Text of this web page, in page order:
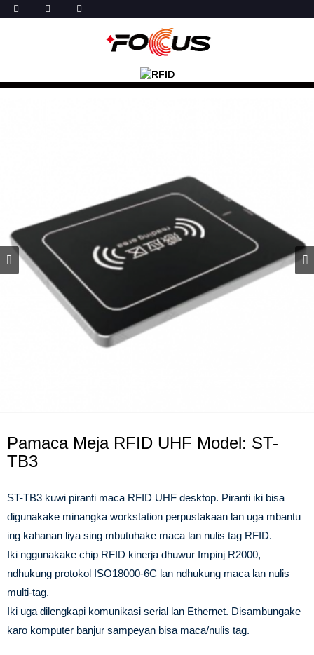
Pamaca Meja RFID UHF Model: ST-
TB3
ST-TB3 kuwi piranti maca RFID UHF desktop. Piranti iki bisa
digunakake minangka workstation perpustakaan lan uga mbantu
ing kahanan liya sing mbutuhake maca lan nulis tag RFID.
Iki nggunakake chip RFID kinerja dhuwur Impinj R2000,
ndhukung protokol ISO18000-6C lan ndhukung maca lan nulis
multi-tag.
Iki uga dilengkapi komunikasi serial lan Ethernet. Disambungake
karo komputer banjur sampeyan bisa maca/nulis tag.